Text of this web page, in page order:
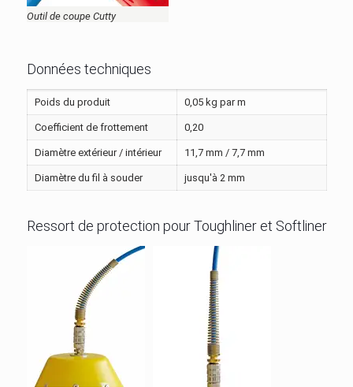
Outil de coupe Cutty
Données techniques
Poids du produit 0,05 kg par m
Coefficient de frottement 0,20
Diamètre extérieur / intérieur 11,7 mm / 7,7 mm
Diamètre du fil à souder jusqu'à 2 mm
Ressort de protection pour Toughliner et Softliner